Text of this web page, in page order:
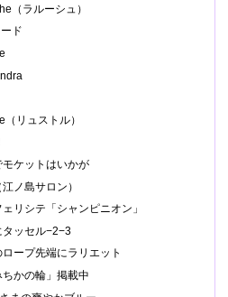
（ラルーシュ）
ド
リュストル）
ケットはいかが
ノ島サロン）
リシテ「シャンピニオン」
タッセル−2−3
ープ先端にラリエット
かの輪」掲載中